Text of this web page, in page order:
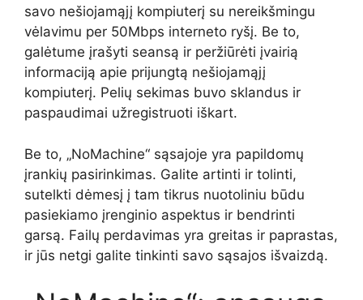
savo nešiojamąjį kompiuterį su nereikšmingu
vėlavimu per 50Mbps interneto ryšį. Be to,
galėtume įrašyti seansą ir peržiūrėti įvairią
informaciją apie prijungtą nešiojamąjį
kompiuterį. Pelių sekimas buvo sklandus ir
paspaudimai užregistruoti iškart.
Be to, „NoMachine“ sąsajoje yra papildomų
įrankių pasirinkimas. Galite artinti ir tolinti,
sutelkti dėmesį į tam tikrus nuotoliniu būdu
pasiekiamo įrenginio aspektus ir bendrinti
garsą. Failų perdavimas yra greitas ir paprastas,
ir jūs netgi galite tinkinti savo sąsajos išvaizdą.